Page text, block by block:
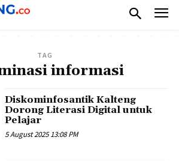
TAG
informasi
Diskominfosantik Kalteng
Dorong Literasi Digital untuk
Pelajar
5 August 2025 13:08 PM